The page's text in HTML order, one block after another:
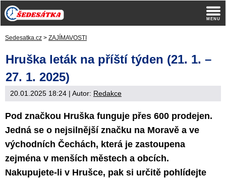
Sedesatka.cz > ZAJÍMAVOSTI
Hruška leták na příští týden (21. 1. –
27. 1. 2025)
20.01.2025 18:24 | Autor: Redakce
Pod značkou Hruška funguje přes 600 prodejen.
Jedná se o nejsilnější značku na Moravě a ve
východních Čechách, která je zastoupena
zejména v menších městech a obcích.
Nakupujete-li v Hrušce, pak si určitě pohlídejte